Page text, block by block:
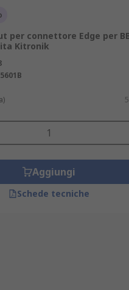
per connettore Edge per
Kitronik
5601B
Aggiungi
Schede tecniche